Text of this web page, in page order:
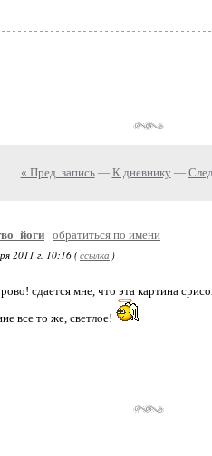
« Пред. запись— К дневнику —
обратиться по имени
2011 г. 10:16 (ссылка )
сдается мне, что эта картина
все то же, светлое!